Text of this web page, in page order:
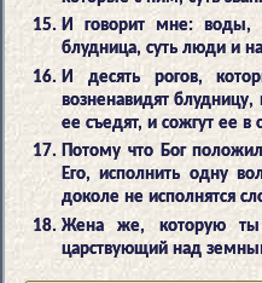
И говорит мне: воды,
блудница, суть люди и
И десять рогов,
возненавидят
ее съедят, и сожгут ее в
Потому что Бог
Его, исполнить одну
доколе не исполнятся
Жена же, которую ты
царствующий над